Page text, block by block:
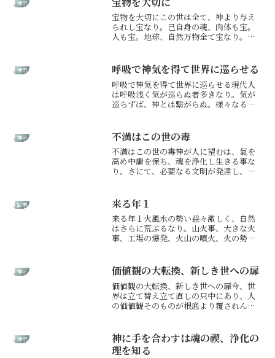
神示
宝物を大切にこの世は全て、神より与え
られし宝なり。己自身の魂、肉体も宝。
人も宝。地球、自然万物全て宝なり。人
に感謝はあるや。感謝捧ぐることもな
く、宝を傷つけるは愚かなり...
神示 呼吸で神気を得て世界に巡らせる
呼吸で神気を得て世界に巡らせる現代人
は呼吸浅く気が巡らぬ者多きなり。気が
巡らずば、神とは繋がらぬ。様々なる不
己の体に循環させるものなれば、神への
感謝忘れず、ゆっくり深く...
神示 不満はこの世の毒
不満はこの世の毒神が人に望むは、氣を
高め中庸を保ち、魂を浄化し生きる事な
り。さにて、必要なる文明が発達し、人
明は地球を汚染し傷つけ、宇宙運行にま
で悪影響を与える存在なり...
記事 来る年１
来る年１火風水の勢い益々激しく、自然
はさらに荒ぶるなり。山火事、大きな火
事、工場の爆発、火山の噴火、火の勢い
砂崩れも増え、山の麓、崖の下に家建つ
ものは、用心が必要ならん...
神示 価値観の大転換、新しき世への扉
価値観の大転換、新しき世への扉今、世
界は立て替え立て直しの只中にあり、人
の価値観そのものが根底より覆されんと
世の仕組みは、もはや限界にして、崩壊
の途にあることを悟るべし...
神示
神に手を合わすは魂の禊、浄化の
理を知る